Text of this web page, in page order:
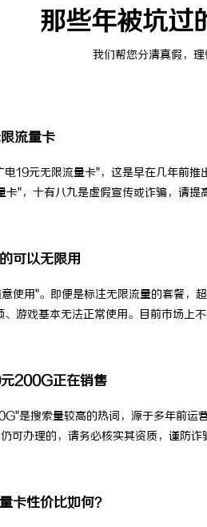
那些年被坑过
我们帮您分清真假，
流量卡
电19元无限流量卡"，这是早在几年前
卡"，十有八九是虚假宣传或诈骗，请提
可以无限用
使用"。即便是标注无限流量的套餐，
游戏基本无法正常使用。目前市场上
200G正在销售
是搜索量较高的热词，源于多年前运
可办理的，请务必核实其资质，谨防诈
卡性价比如何？